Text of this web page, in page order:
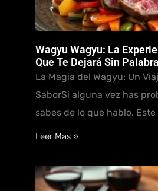
Wagyu Wagyu: La
Que Te Dejará Sin
La Magia del Wagyu: Un
SaborSi alguna vez has
sabes de lo que hablo. Este
Leer Mas »